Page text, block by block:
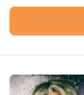
К 35 годам